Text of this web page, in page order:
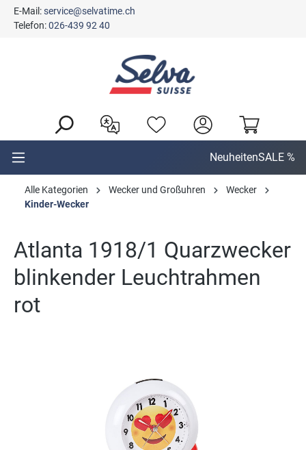
springen
E-Mail:service@selvatime.ch
Telefon:026-439 92 40
NeuheitenSALE %
Alle Kategorien Wecker und Großuhren
Wecker
Kinder-Wecker
Atlanta 1918/1 Quarzwecker
blinkender Leuchtrahmen
rot